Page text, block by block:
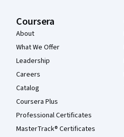
Coursera
About
What We Offer
Leadership
Careers
Catalog
Coursera Plus
Professional Certificates
MasterTrack® Certificates